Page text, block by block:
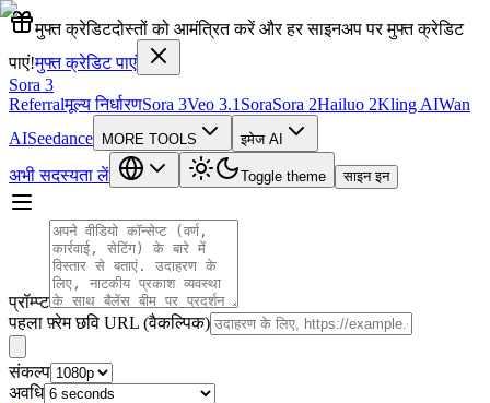
मुफ्त क्रेडिटदोस्तों को आमंत्रित करें और हर साइनअप पर मुफ्त क्रेडिट
पाएं!मुफ्त क्रेडिट पाएं
Sora 3
Referralमूल्य निर्धारणSora 3Veo 3.1 SoraSora 2Hailuo 2Kling AIWan
AISeedance MORE TOOLS इमेज AI
अभी सदस्यता लें Toggle theme साइन इन
प्रॉम्प्ट
पहला फ़्रेम छवि URL (वैकल्पिक)
संकल्प
अवधि